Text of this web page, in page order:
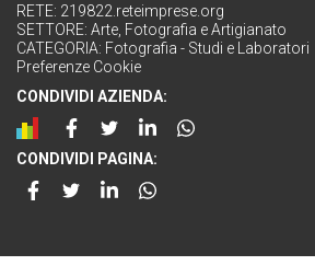
RETE: 219822.reteimprese.org
SETTORE: Arte, Fotografia e Artigianato
CATEGORIA: Fotografia - Studi e Laboratori
Preferenze Cookie
CONDIVIDI AZIENDA:
CONDIVIDI PAGINA: